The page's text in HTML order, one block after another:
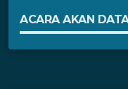
ACARA AKAN